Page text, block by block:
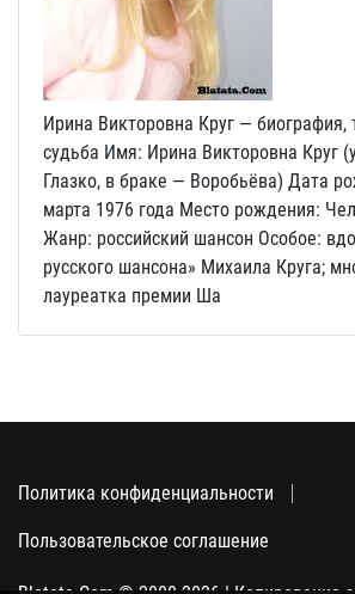
Ирина Викторовна Круг — биография,
судьба Имя: Ирина Викторовна Круг
Глазко, в браке — Воробьёва) Дата
марта 1976 года Место рождения:
Жанр: российский шансон Особое:
русского шансона» Михаила Круга;
лауреатка премии Ша
Политика конфиденциальности
Пользовательское соглашение